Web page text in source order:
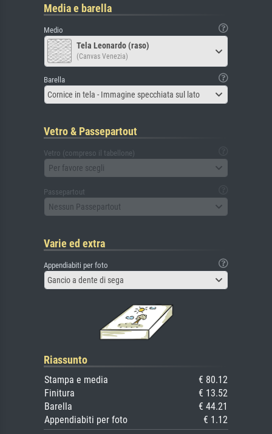
Media e barella
Medio
Tela Leonardo (raso)
(Canvas Venezia)
Barella
Cornice in tela - Immagine specchiata sul lato
Vetro & Passepartout
Vetro (compreso il tabellone)
Per favore scegli
Passepartout
Nessun Passepartout
Varie ed extra
Appendiabiti per foto
Gancio a dente di sega
Riassunto
Stampa e media
€ 80.12
Finitura
€ 13.52
Barella
€ 44.21
Appendiabiti per foto
€ 1.12